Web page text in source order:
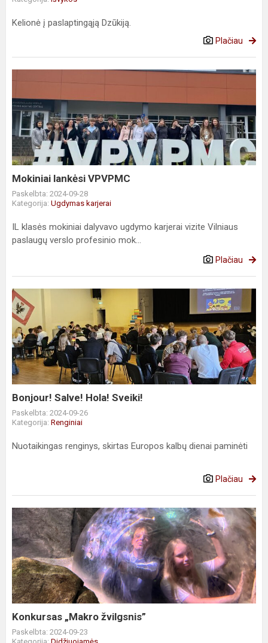
Kelionė į paslaptingąją Dzūkiją.
Plačiau
VPVPMC
Mokiniai lankėsi VPVPMC
Paskelbta: 2024-09-28
Kategorija: Ugdymas karjerai
IL klasės mokiniai dalyvavo ugdymo karjerai vizite Vilniaus
paslaugų verslo profesinio mok...
Plačiau
Bonjour!
Salve!
Hola!
Sveiki!
Bonjour! Salve! Hola! Sveiki!
Paskelbta: 2024-09-26
Kategorija: Renginiai
Nuotaikingas renginys, skirtas Europos kalbų dienai paminėti
Plačiau
Konkursas
„Makro
žvilgsnis”
Konkursas „Makro žvilgsnis”
Paskelbta: 2024-09-23